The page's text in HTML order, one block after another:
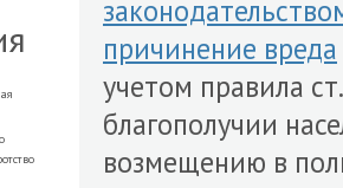
причинение вреда
учетом правила
благополучии
возмещению в